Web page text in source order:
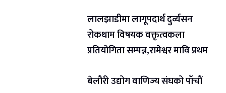
लालझाडीमा लागूपदार्थ दुर्व्यसन
रोकथाम विषयक वक्तृत्वकला
प्रतियोगिता सम्पन्न,रामेश्वर मावि प्रथम
बेलौरी उद्योग वाणिज्य संघको पाँचौं